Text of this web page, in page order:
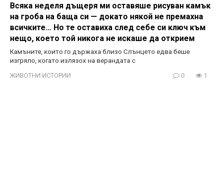
Всяка неделя дъщеря ми оставяше рисуван камък
на гроба на баща си — докато някой не премахна
всичките… Но те оставиха след себе си ключ към
нещо, което той никога не искаше да открием
Камъните, които го държаха близо Слънцето едва беше
изгряло, когато излязох на верандата с
ЖИВОТНИ ИСТОРИИ 0 1